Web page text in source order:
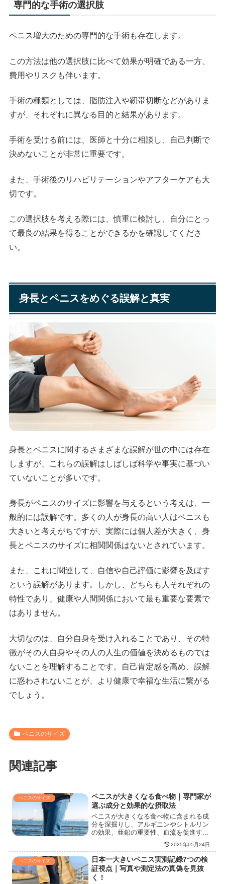
専門的な手術の選択肢
ペニス増大のための専門的な手術も存在します。
この方法は他の選択肢に比べて効果が明確である一方、
費用やリスクも伴います。
手術の種類としては、脂肪注入や靭帯切断などがありま
すが、それぞれに異なる目的と結果があります。
手術を受ける前には、医師と十分に相談し、自己判断で
決めないことが非常に重要です。
また、手術後のリハビリテーションやアフターケアも大
切です。
この選択肢を考える際には、慎重に検討し、自分にとっ
て最良の結果を得ることができるかを確認してくださ
い。
身長とペニスをめぐる誤解と真実
身長とペニスに関するさまざまな誤解が世の中には存在
しますが、これらの誤解はしばしば科学や事実に基づい
ていないことが多いです。
身長がペニスのサイズに影響を与えるという考えは、一
般的には誤解です。多くの人が身長の高い人はペニスも
大きいと考えがちですが、実際には個人差が大きく、身
長とペニスのサイズに相関関係はないとされています。
また、これに関連して、自信や自己評価に影響を及ぼす
という誤解があります。しかし、どちらも人それぞれの
特性であり、健康や人間関係において最も重要な要素で
はありません。
大切なのは、自分自身を受け入れることであり、その特
徴がその人自身やその人の人生の価値を決めるものでは
ないことを理解することです。自己肯定感を高め、誤解
に惑わされないことが、より健康で幸福な生活に繋がる
でしょう。
ペニスのサイズ
関連記事
ペニスのサイズ
ペニスが大きくなる食べ物｜専門家が
選ぶ成分と効果的な摂取法
ペニスが大きくなる食べ物に含まれる成
分を深掘りし、アルギニンやシトルリン
の効果、亜鉛の重要性、血流を促進する
ビタミンEやアリシンについて詳しく解
説します。さらに、成分を効率的に摂取
し、誇張された情報を区別する方法を伝
授。興味深い知識と健康的なライフスタ
イルを両立させましょう。
2025年05月24日
ペニスのサイズ
日本一大きいペニス実測記録7つの検
証視点｜写真や測定法の真偽を見抜
く！